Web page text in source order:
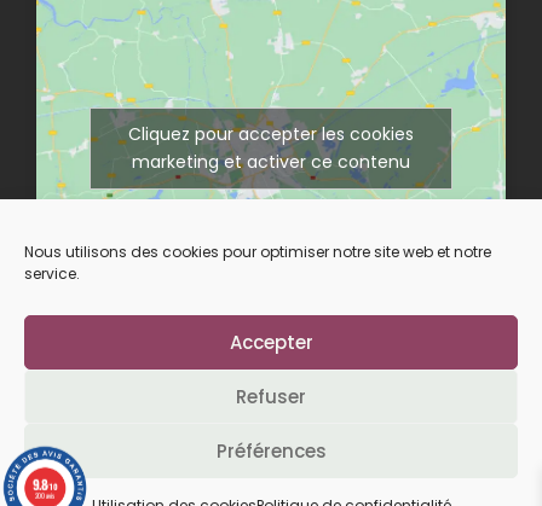
Nous utilisons des cookies pour optimiser notre site web et notre
service.
Accepter
Refuser
Préférences
Cliquez pour accepter les cookies
marketing et activer ce contenu
Suivez-nous sur nos réseaux
L’abus d’alcool est dangereux pour la santé.
À consommer avec modération.
9.8/10
200 avis